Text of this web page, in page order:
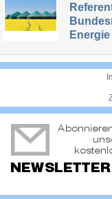
Energie